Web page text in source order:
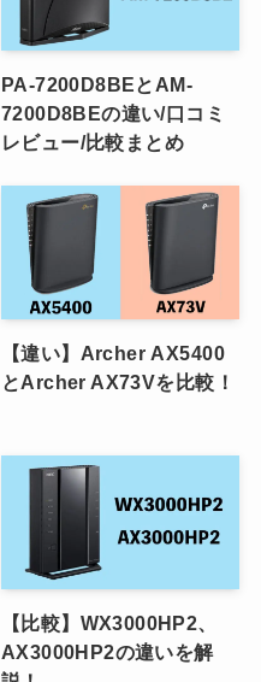
PA-7200D8BEとAM-
7200D8BEの違い/口コミ
レビュー/比較まとめ
【違い】Archer AX5400
とArcher AX73Vを比較！
【比較】WX3000HP2、
AX3000HP2の違いを解